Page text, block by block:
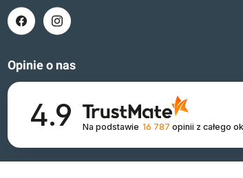
Opinie o nas
4.9 Na podstawie 16 787 opinii z całego